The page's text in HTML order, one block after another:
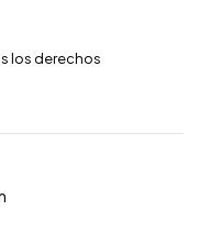
los derechos